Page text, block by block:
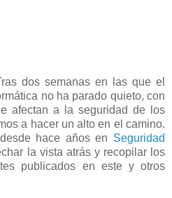
dos semanas en las que el
no ha parado quieto, con
afectan a la seguridad de los
a hacer un alto en el camino.
hace años en Seguridad
la vista atrás y recopilar los
publicados en este y otros